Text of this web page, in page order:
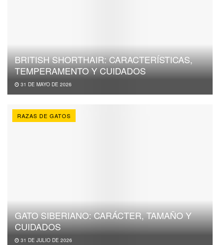
BRITISH SHORTHAIR: CARACTERÍSTICAS,
TEMPERAMENTO Y CUIDADOS
31 DE MAYO DE 2026
RAZAS DE GATOS
GATO SIBERIANO: CARÁCTER, TAMAÑO Y
CUIDADOS
31 DE JULIO DE 2026